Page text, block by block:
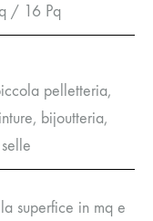
/ 16 Pq
pelletteria,
bijoutteria,
superfice in mq e